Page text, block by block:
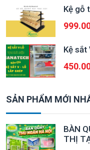
Kệ gỗ
Kệ sắt
SẢN PHẨM MỚI
BÀN
THỊ